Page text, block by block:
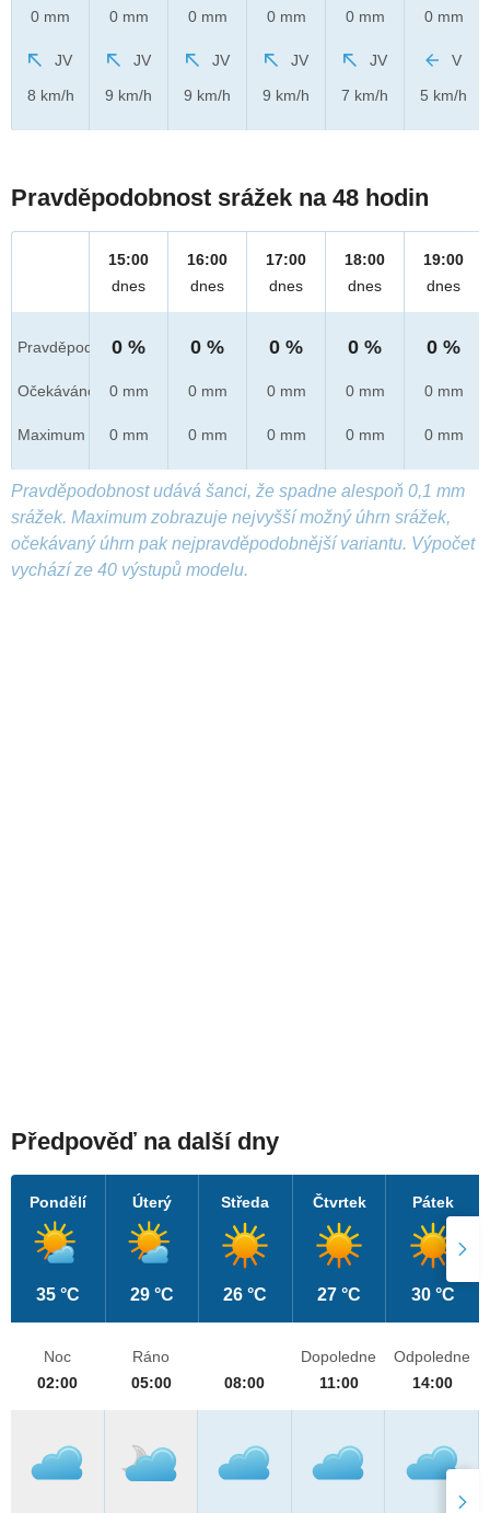
0 mm
JV
8 km/h
0 mm
JV
9 km/h
0 mm
JV
9 km/h
0 mm
JV
9 km/h
0 mm
JV
7 km/h
0 mm
V
5 km/h
Pravděpodobnost srážek na 48 hodin
Pravděpod.
Očekáváno
Maximum
15:00
dnes
0 %
0 mm
0 mm
16:00
dnes
0 %
0 mm
0 mm
17:00
dnes
0 %
0 mm
0 mm
18:00
dnes
0 %
0 mm
0 mm
19:00
dnes
0 %
0 mm
0 mm
Pravděpodobnost udává šanci, že spadne alespoň 0,1 mm
srážek. Maximum zobrazuje nejvyšší možný úhrn srážek,
očekávaný úhrn pak nejpravděpodobnější variantu. Výpočet
vychází ze 40 výstupů modelu.
Předpověď na další dny
Pondělí
35 °C
Úterý
29 °C
Středa
26 °C
Čtvrtek
27 °C
Pátek
30 °C
Noc
02:00
Ráno
05:00
08:00
Dopoledne
11:00
Odpoledne
14:00